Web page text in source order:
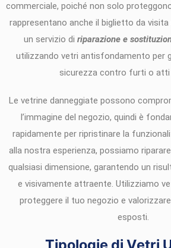
commerciale, poiché non solo
rappresentano anche il biglietto da
un servizio di riparazione e
utilizzando vetri antisfondamento per
sicurezza contro furti o atti
Le vetrine danneggiate possono
l’immagine del negozio, quindi è
rapidamente per ripristinare la
alla nostra esperienza, possiamo
qualsiasi dimensione, garantendo un
e visivamente attraente. Utilizziamo
proteggere il tuo negozio e
esposti.
Tipologie di Vetri